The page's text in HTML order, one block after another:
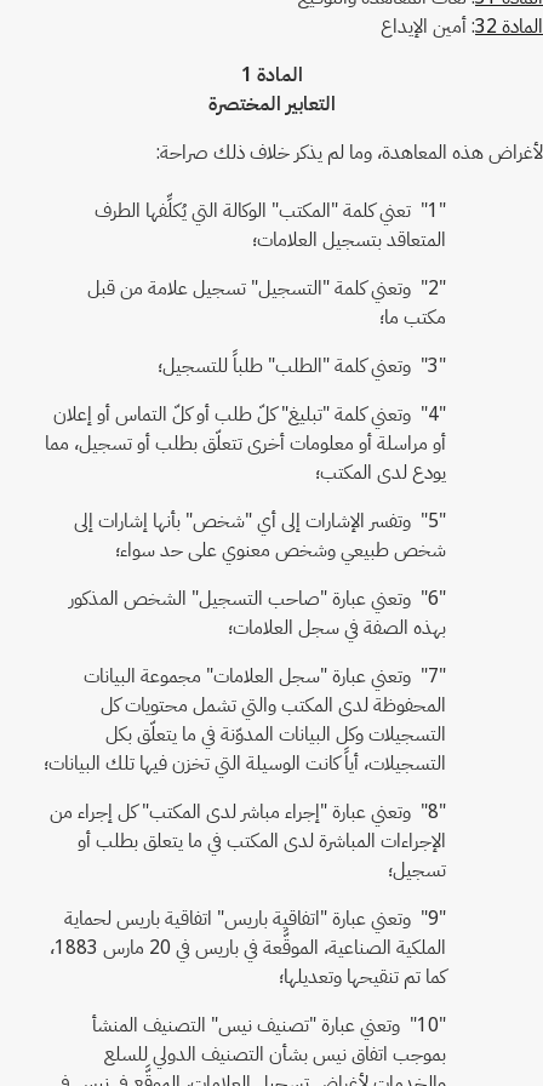
المادة 32
: أمين الإيداع
المادة 1
التعابير المختصرة
لأغراض هذه المعاهدة، وما لم يذكر خلاف ذلك صراحة:
"1" تعني كلمة "المكتب" الوكالة التي يُكلِّفها الطرف
المتعاقد بتسجيل العلامات؛
"2" وتعني كلمة "التسجيل" تسجيل علامة من قبل
مكتب ما؛
"3" وتعني كلمة "الطلب" طلباً للتسجيل؛
"4" وتعني كلمة "تبليغ" كلّ طلب أو كلّ التماس أو إعلان
أو مراسلة أو معلومات أخرى تتعلّق بطلب أو تسجيل، مما
يودع لدى المكتب؛
"5" وتفسر الإشارات إلى أي "شخص" بأنها إشارات إلى
شخص طبيعي وشخص معنوي على حد سواء؛
"6" وتعني عبارة "صاحب التسجيل" الشخص المذكور
بهذه الصفة في سجل العلامات؛
"7" وتعني عبارة "سجل العلامات" مجموعة البيانات
المحفوظة لدى المكتب والتي تشمل محتويات كل
التسجيلات وكل البيانات المدوّنة في ما يتعلّق بكل
التسجيلات، أياً كانت الوسيلة التي تخزن فيها تلك البيانات؛
"8" وتعني عبارة "إجراء مباشر لدى المكتب" كل إجراء من
الإجراءات المباشرة لدى المكتب في ما يتعلق بطلب أو
تسجيل؛
"9" وتعني عبارة "اتفاقية باريس" اتفاقية باريس لحماية
الملكية الصناعية، الموقَّعة في باريس في 20 مارس 1883،
كما تم تنقيحها وتعديلها؛
"10" وتعني عبارة "تصنيف نيس" التصنيف المنشأ
بموجب اتفاق نيس بشأن التصنيف الدولي للسلع